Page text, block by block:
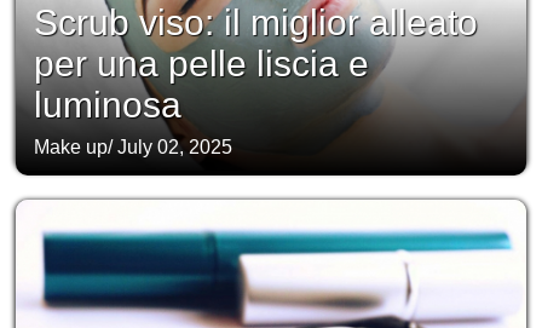
Scrub viso: il miglior alleato
per una pelle liscia e
luminosa
Make up/July 02, 2025